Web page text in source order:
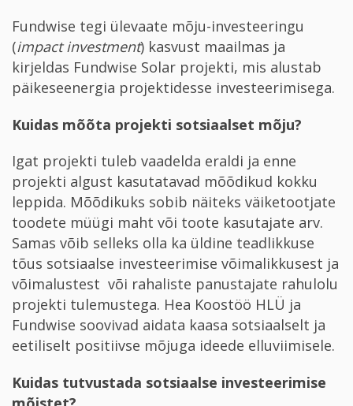
Fundwise tegi ülevaate mõju-investeeringu
(impact investment) kasvust maailmas ja
kirjeldas Fundwise Solar projekti, mis alustab
päikeseenergia projektidesse investeerimisega.
Kuidas mõõta projekti sotsiaalset mõju?
Igat projekti tuleb vaadelda eraldi ja enne
projekti algust kasutatavad mõõdikud kokku
leppida. Mõõdikuks sobib näiteks väiketootjate
toodete müügi maht või toote kasutajate arv.
Samas võib selleks olla ka üldine teadlikkuse
tõus sotsiaalse investeerimise võimalikkusest ja
võimalustest või rahaliste panustajate rahulolu
projekti tulemustega. Hea Koostöö HLÜ ja
Fundwise soovivad aidata kaasa sotsiaalselt ja
eetiliselt positiivse mõjuga ideede elluviimisele.
Kuidas tutvustada sotsiaalse investeerimise